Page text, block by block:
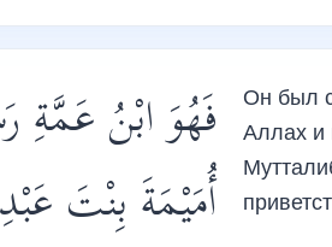
فَهُوَ ابْنُ عَمَّةِ
أُمَيْمَةَ بِنْتَ
Он был
Аллах и